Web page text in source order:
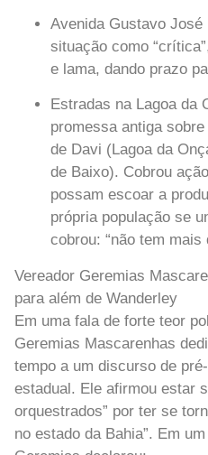
Avenida Gustavo José
situação como
e lama, dando prazo
Estradas na Lagoa da
promessa antiga
de Davi (Lagoa da
de Baixo). Cobrou
possam escoar a
própria população se
cobrou: “não tem mais
Vereador Geremias
para além de Wanderley
Em uma fala de forte teor
Geremias Mascarenhas
tempo a um discurso de
estadual. Ele afirmou estar
orquestrados” por ter se
no estado da Bahia”. Em